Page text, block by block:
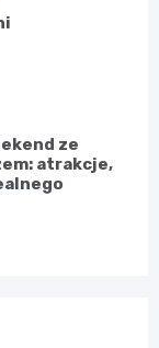
ze
atrakcje,